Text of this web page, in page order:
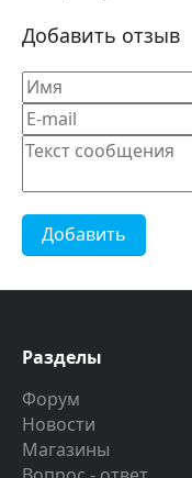
Добавить отзыв
Добавить
Разделы
Форум
Новости
Магазины